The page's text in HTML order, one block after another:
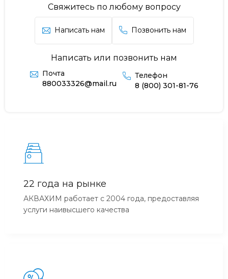
Свяжитесь по любому вопросу
Написать нам Позвонить нам
Написать или позвонить нам
Почта
880033326@mail.ru
Телефон
8 (800) 301-81-76
22 года на рынке
АКВАХИМ работает с 2004 года, предоставляя
услуги наивысшего качества